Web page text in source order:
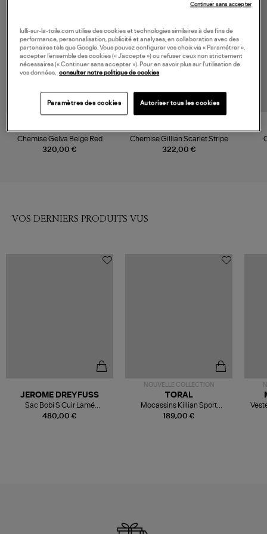
320,00 €
MARANT ÉTOILE
Chemise Gelva Beige Red
322,00 €
XIRENA
Chemise Gillian Scarlet Stripe
VOS DERNIERS PRODUITS VUS
480,00 €
JEROME DREYFUSS
Sac Bobi S Cuir Lamé
Champagne
NOUVELLE COLLECTION
189,00 €
TORAL
Mocassins Killian Sport
Mousse
lulli-sur-la-toile.com utilise des cookies et technologies similaires à des fins de
performance, personnalisation, publicité et analyses, en collaboration avec des
partenaires tels que Google. Vous pouvez configurer vos choix via « Paramétrer »,
accepter l’ensemble des cookies (« J’accepte ») ou refuser ceux non strictement
nécessaires (« Continuer sans accepter »). Pour en savoir plus sur l’utilisation de
vos données, consulter notre politique de cookies
Paramètres des cookies Autoriser tous les cookies
Continuer sans accepter